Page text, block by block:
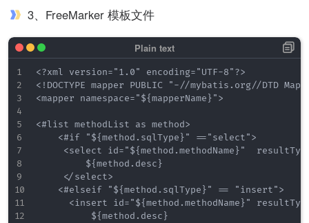
3、FreeMarker 模板文件
<?xml version="1.0" encoding="UTF-8"?>
<!DOCTYPE mapper PUBLIC "-//mybatis.org//DTD
<mapper namespace="${mapperName}">
<#list methodList as method>
    <#if "${method.sqlType}" =="select">
<select id="${method.methodName}"
         ${method.desc}
     </select>
    <#elseif "${method.sqlType}" == "insert">
<insert id="${method.methodName}"
          ${method.desc}